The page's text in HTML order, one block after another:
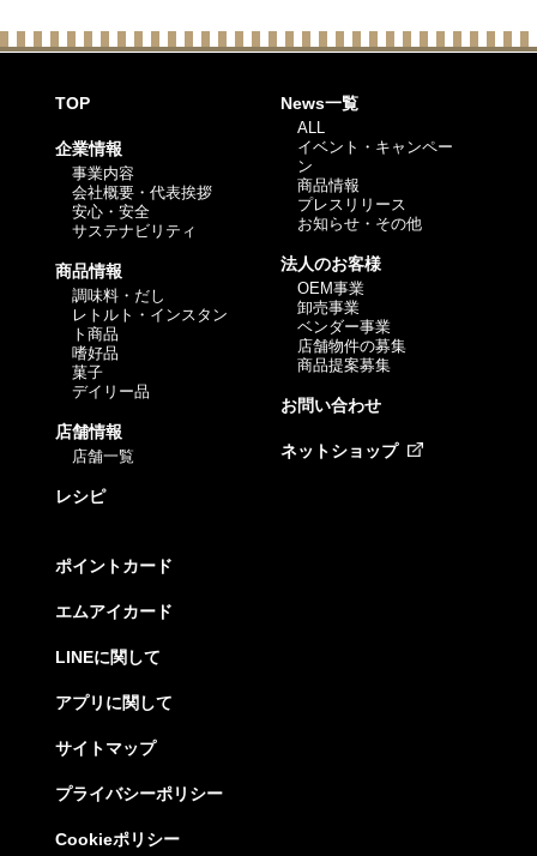
TOP
企業情報
事業内容
会社概要・代表挨拶
安心・安全
サステナビリティ
商品情報
調味料・だし
レトルト・インスタン
ト商品
嗜好品
菓子
デイリー品
店舗情報
店舗一覧
レシピ
News一覧
ALL
イベント・キャンペー
ン
商品情報
プレスリリース
お知らせ・その他
法人のお客様
OEM事業
卸売事業
ベンダー事業
店舗物件の募集
商品提案募集
お問い合わせ
ネットショップ
ポイントカード
エムアイカード
LINEに関して
アプリに関して
サイトマップ
プライバシーポリシー
Cookieポリシー